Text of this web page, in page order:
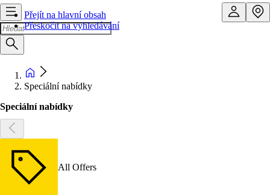
Přejít na hlavní obsah
Přeskočit na vyhledávání
Speciální nabídky
Speciální nabídky
All Offers